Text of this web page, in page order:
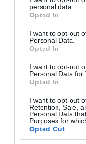
grant or deny consent
use your data for
consent section.
personal data.
Opted In
I want to opt-out
Personal Data.
Opted In
I want to opt-out
Personal Data for
Opted In
I want to opt-out
Retention, Sale,
Personal Data
Purposes for
Opted Out
αναζήτησης και
third-party apps και
Δεν είναι η μόνη
ενσωματώνει
Microsoft κάνει το
ένας από τους
ανταγωνιστές,
απαντήσεις. Η ίδια η
εργαλεία αγοράς
ζητάει μια εμπορική